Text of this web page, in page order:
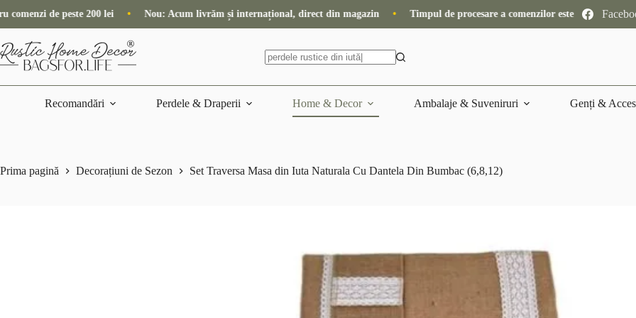
la
conținut
Nou: Acum livrăm și internațional, direct din magazin • Timpul de procesare a comenzilor este de 10-15 zile lucrătoare • Livrare
rezultat
Recomandări Perdele & Draperii Home & Decor Ambalaje & Suveniruri Genți &
Prima pagină Decorațiuni de Sezon Set Traversa Masa din Iuta Naturala Cu Dantela Din Bumbac (6,8,12)